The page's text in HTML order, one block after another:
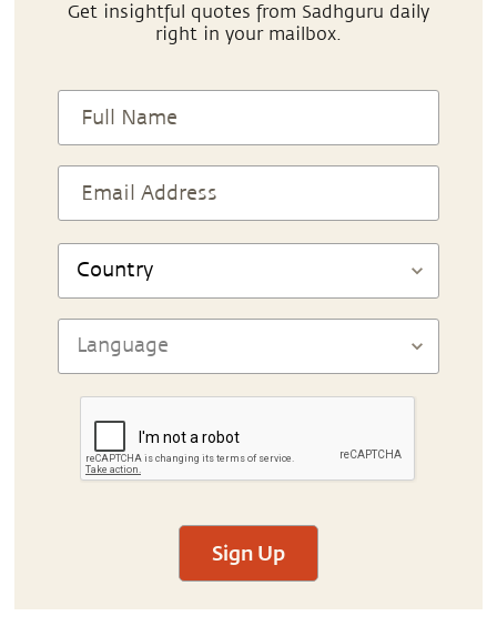
Get insightful quotes from Sadhguru daily
right in your mailbox.
Sign Up